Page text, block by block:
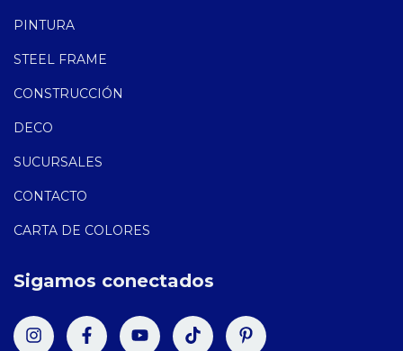
PINTURA
STEEL FRAME
CONSTRUCCIÓN
DECO
SUCURSALES
CONTACTO
CARTA DE COLORES
Sigamos conectados